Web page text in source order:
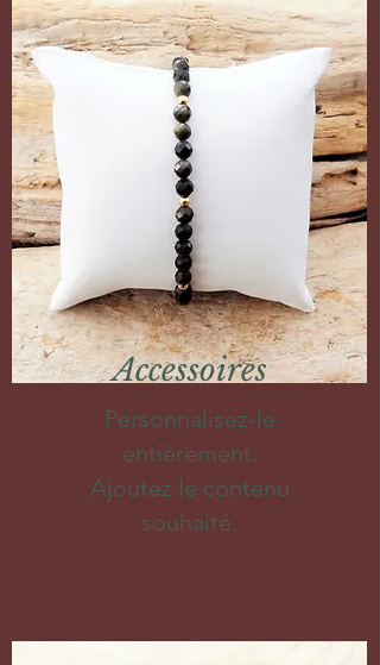
Accessoires
Personnalisez-le
entièrement.
Ajoutez le contenu
souhaité.